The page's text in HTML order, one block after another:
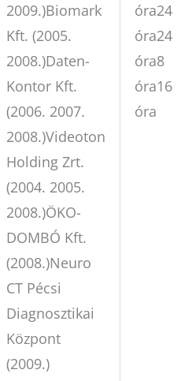
2009.)Biomark
Kft. (2005.
2008.)Daten-
Kontor Kft.
(2006. 2007.
2008.)Videoton
Holding Zrt.
(2004. 2005.
2008.)ÖKO-
DOMBÓ Kft.
(2008.)Neuro
CT Pécsi
Diagnosztikai
Központ
(2009.)
óra24
óra24
óra8
óra16
óra